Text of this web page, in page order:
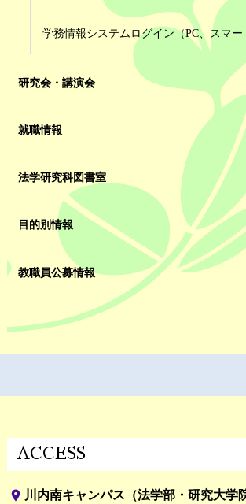
学務情報システムログイン（PC、スマー
研究会・講演会
就職情報
法学研究科図書室
目的別情報
教職員公募情報
ACCESS
place 川内南キャンパス（法学部・研究大学